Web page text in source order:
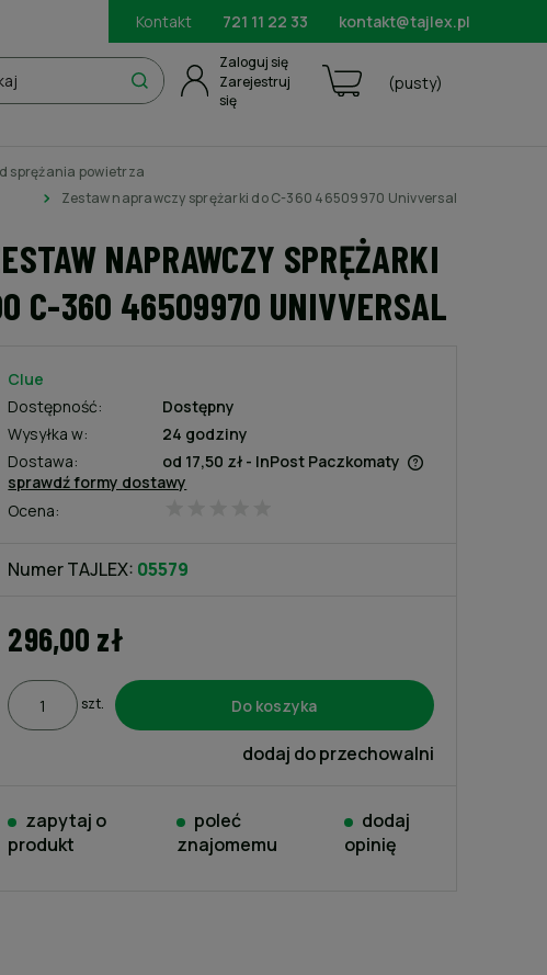
Kontakt 721 11 22 33 kontakt@tajlex.pl
(pusty)
Zarejestruj
się
Zaloguj się
sprężania powietrza
Zestaw naprawczy sprężarki do C-360 46509970 Univversal
NAPRAWCZY SPRĘŻARKI
C-360 46509970 UNIVVERSAL
Ocena:
Clue
Dostępność:
Dostępny
Wysyłka w:
24 godziny
Dostawa:
od 17,50 zł - InPost Paczkomaty
sprawdź formy dostawy
Numer TAJLEX: 05579
296,00 zł
szt. Do koszyka
dodaj do przechowalni
zapytaj o
produkt
poleć
znajomemu
dodaj
opinię